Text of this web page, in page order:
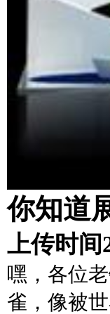
你知道
上传时间
嘿，各位
雀，像被